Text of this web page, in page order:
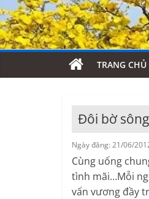
TRANG CHỦ
Đôi bờ
Ngày đăng: 21/06/
Cùng uống
tình mãi…Mỗi
vấn vương đầy